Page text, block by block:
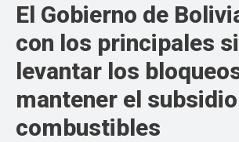
El Gobierno de
con los principales
levantar los
mantener el
combustibles